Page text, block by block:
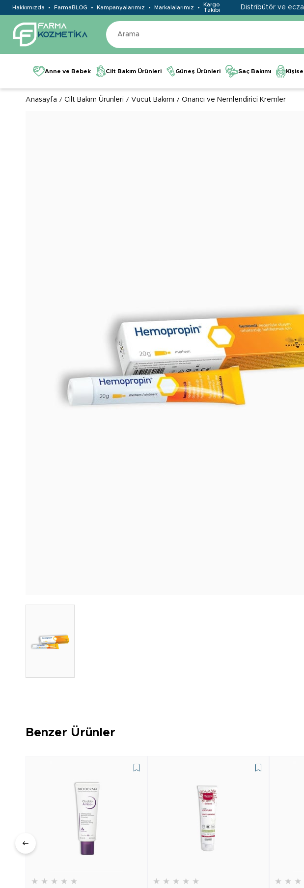
Hakkımızda FarmaBLOG Kampanyalarımız Markalalarımız
Kargo
Takibi
Distribütör ve
Anne ve Bebek Cilt Bakım Ürünleri Güneş Ürünleri Saç Bakımı
Anasayfa Cilt Bakım Ürünleri Vücut Bakımı Onarıcı ve Nemlendirici Kremler
Benzer Ürünler
★ ★ ★ ★ ★ ★ ★ ★ ★ ★ ★ ★ ★